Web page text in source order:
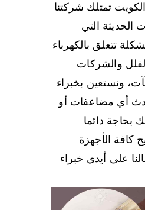
تمتلك شركتنا
الحديثة التي
تتعلق بالكهرباء
والشركات
ونستعين بخبراء
أي مضاعفات أو
بحاجة دائما
كافة الأجهزة
على أيدي خبراء